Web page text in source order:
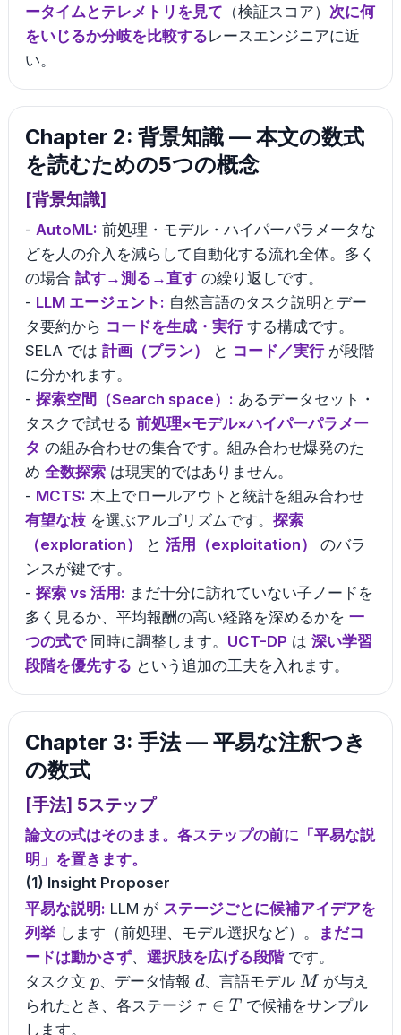
ータイムとテレメトリを見て （検証スコア） 次に何
をいじるか分岐を比較するレースエンジニアに近
い。
Chapter 2: 背景知識 — 本文の数式
を読むための5つの概念
[背景知識]
- AutoML: 前処理・モデル・ハイパーパラメータな
どを人の介入を減らして自動化する流れ全体。多く
の場合 試す→測る→直す の繰り返しです。
- LLM エージェント: 自然言語のタスク説明とデー
タ要約から コードを生成・実行する構成です。
SELA では 計画（プラン） と コード／実行が段階
に分かれます。
- 探索空間（Search space）: あるデータセット・
タスクで試せる 前処理×モデル×ハイパーパラメー
タ の組み合わせの集合です。組み合わせ爆発のた
め 全数探索 は現実的ではありません。
- MCTS: 木上でロールアウトと統計を組み合わせ
有望な枝 を選ぶアルゴリズムです。 探索
（exploration）
と 活用（exploitation）
のバラ
ンスが鍵です。
- 探索 vs 活用: まだ十分に訪れていない子ノードを
多く見るか、平均報酬の高い経路を深めるかを 一
つの式で同時に調整します。 UCT-DP は 深い学習
段階を優先する という追加の工夫を入れます。
Chapter 3: 手法 — 平易な注釈つき
の数式
[手法] 5ステップ
論文の式はそのまま。各ステップの前に「平易な説
明」を置きます。
(1) Insight Proposer
平易な説明: LLM が ステージごとに候補アイデアを
列挙 します（前処理、モデル選択など）。
まだコ
ードは動かさず、 選択肢を広げる段階です。
タスク文 p
p、データ情報 d
d、言語モデル M
M が与え
られたとき、各ステージ \tau
τ ∈ T で候補をサンプル
します。